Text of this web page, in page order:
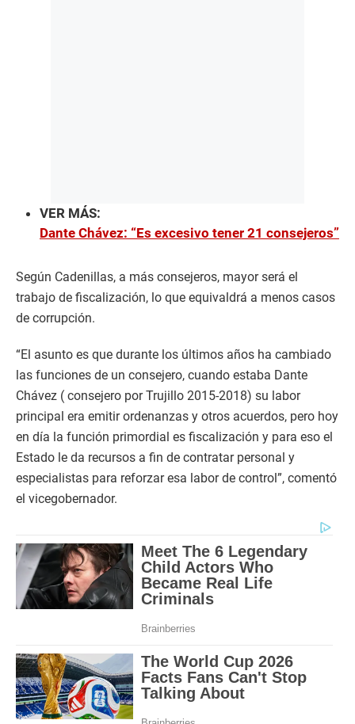
VER MÁS:
Dante Chávez: “Es excesivo tener 21 consejeros”
Según Cadenillas, a más consejeros, mayor será el
trabajo de fiscalización, lo que equivaldrá a menos casos
de corrupción.
“El asunto es que durante los últimos años ha cambiado
las funciones de un consejero, cuando estaba Dante
Chávez ( consejero por Trujillo 2015-2018) su labor
principal era emitir ordenanzas y otros acuerdos, pero hoy
en día la función primordial es fiscalización y para eso el
Estado le da recursos a fin de contratar personal y
especialistas para reforzar esa labor de control”, comentó
el vicegobernador.